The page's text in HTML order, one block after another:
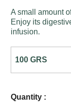
A small amount
Enjoy its
infusion.
Quantity :